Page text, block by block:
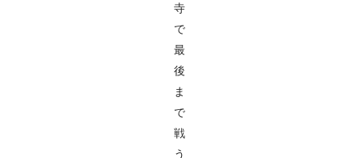
寺
で
最
後
ま
で
戦
う